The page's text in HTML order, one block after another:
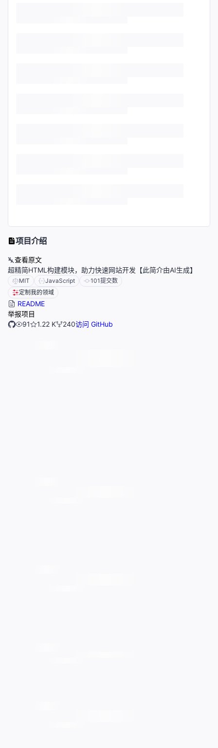
项目介绍
查看原文
超精简HTML构建模块，助力快速网站开发【此简介由AI生成】
MIT JavaScript 101提交数
定制我的领域
README
举报项目
91
1.22 K 240访问 GitHub